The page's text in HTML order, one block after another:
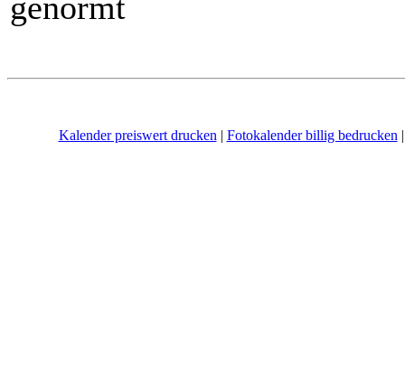
Kalender preiswert drucken | Fotokalender billig bedrucken